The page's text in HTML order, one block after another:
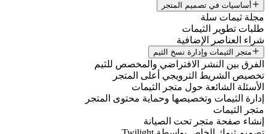
أساسيات في تصميم المتجر
مجلة ثيمات سلة
طلبات تطوير الثيمات
شراء العناصر الإضافية
متجر الثيمات وإدارة نسخ الثيم
الفرق بين النشر الافتراضي والمخصص للثيم
تخصيص الشريط الترويجي أعلى المتجر
الأسئلة الشائعة حول متجر الثيمات
إدارة الثيمات وتخصيصها وحماية محتوى المتجر
متجر الثيمات
إنشاء صفحة متجر تحت الصيانة